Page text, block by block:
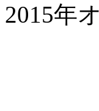
2015年